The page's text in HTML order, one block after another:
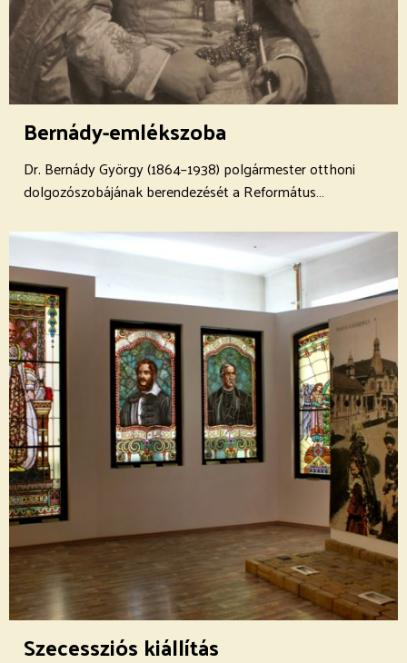
Bernády-emlékszoba
Dr. Bernády György (1864–1938) polgármester otthoni
dolgozószobájának berendezését a Református…
Szecessziós kiállítás